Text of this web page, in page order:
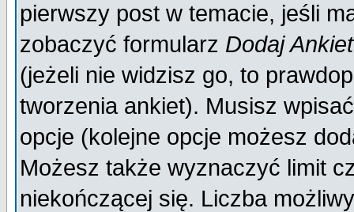
pierwszy post w temacie, jeśli
zobaczyć formularz Dodaj
(jeżeli nie widzisz go, to
tworzenia ankiet). Musisz
opcje (kolejne opcje możesz
Możesz także wyznaczyć limit
niekończącej się. Liczba